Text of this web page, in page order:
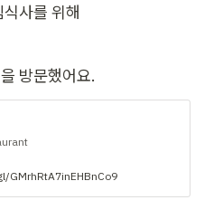
사를 위해
을 방문했어요.
GMrhRtA7inEHBnCo9